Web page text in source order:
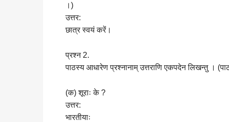
।)
उत्तर:
छात्र स्वयं करें।
प्रश्न 2.
पाठस्य आधारेण प्रश्नानाम् उत्तराणि एकपदेन लिखन्तु ।
(क) शूराः के ?
उत्तर:
भारतीयाः